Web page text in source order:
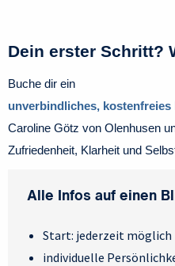
Dein erster Schritt?
Buche dir ein
unverbindliches,
Caroline Götz von Olenhusen
Zufriedenheit, Klarheit und
Alle Infos auf einen
Start: jederzeit möglich
individuelle